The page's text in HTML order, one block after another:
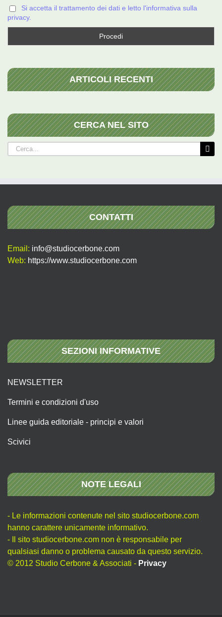
Si accetta il trattamento dei dati e letto l'informativa sulla
privacy.
ARTICOLI RECENTI
CERCA NEL SITO
Cerca
per:
CONTATTI
Email: info@studiocerbone.com
Web: https://www.studiocerbone.com
SEZIONI INFORMATIVE
NEWSLETTER
Termini e condizioni d'uso
Linee guida editoriale - principi e valori
Scivici
NOTE LEGALI
- Le informazioni contenute nel sito studiocerbone.com
hanno carattere unicamente informativo.
- Il sito studiocerbone.com non è responsabile per
qualsiasi danno o problema causato da questo servizio.
© 2012 Studio Cerbone & Associati - Privacy